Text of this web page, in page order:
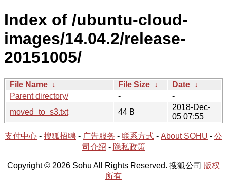
Index of /ubuntu-cloud-
images/14.04.2/release-
20151005/
File Name ↓ File Size ↓ Date ↓
Parent directory/
-
-
moved_to_s3.txt
44 B
2018-Dec-
05 07:55
支付中心 - 搜狐招聘 - 广告服务 - 联系方式 - About SOHU - 公
司介绍 - 隐私政策
Copyright © 2026 Sohu All Rights Reserved. 搜狐公司 版权
所有